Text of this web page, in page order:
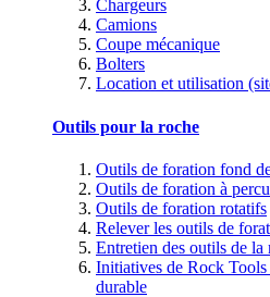
Chargeurs
Camions
Coupe mécanique
Bolters
Location et utilisation
Outils pour la roche
Outils de foration fond
Outils de foration à
Outils de foration rotatifs
Relever les outils de
Entretien des outils de la
Initiatives de Rock Tools
durable